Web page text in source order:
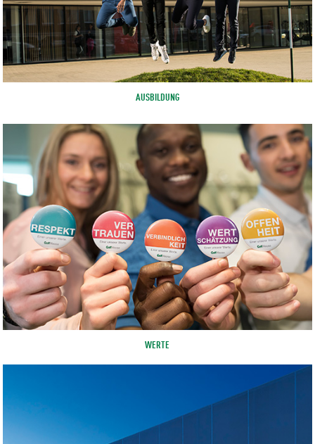
AUSBILDUNG
WERTE